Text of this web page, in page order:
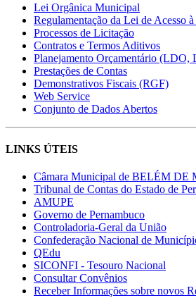
Lei Orgânica Municipal
Regulamentação da Lei de Acesso
Processos de Licitação
Contratos e Termos Aditivos
Planejamento Orçamentário (LDO,
Prestações de Contas
Demonstrativos Fiscais (RGF)
Web Service
Conjunto de Dados Abertos
LINKS ÚTEIS
Câmara Municipal de BELÉM DE
Tribunal de Contas do Estado de
AMUPE
Governo de Pernambuco
Controladoria-Geral da União
Confederação Nacional de
QEdu
SICONFI - Tesouro Nacional
Consultar Convênios
Receber Informações sobre novos